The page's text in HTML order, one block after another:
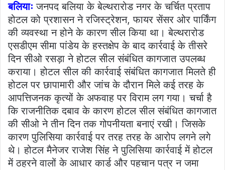
बलियाः जनपद बलिया के बेल्थरारोड नगर के चर्चित प्रताप
होटल को प्रशासन ने रजिस्ट्रेशन, फायर सेंसर ओर पार्किंग
की व्यवस्था न होने के कारण सील किया था। बेल्थरारोड
एसडीएम सीमा पांडेय के हस्तक्षेप के बाद कार्रवाई के तीसरे
दिन सीओ रसड़ा ने होटल सील संबंधित कागजात उपलब्ध
कराया। होटल सील की कार्रवाई संबंधित कागजात मिलते ही
होटल पर छापामारी और जांच के दौरान मिले कई तरह के
आपत्तिजनक कृत्यों के अफवाह पर विराम लग गया। चर्चा है
कि राजनीतिक दबाव के कारण होटल सील संबंधित कागजात
की सीओ ने तीन दिन तक गोपनीयता बनाएं रखी। जिसके
कारण पुलिसिया कार्रवाई पर तरह तरह के आरोप लगने लगे
थे। होटल मैनेजर राजेश सिंह ने पुलिसिया कार्रवाई में होटल
में ठहरने वालों के आधार कार्ड और पहचान पत्र न जमा